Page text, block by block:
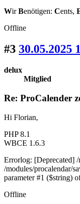
WirBenötigen: Cents,
Offline
#3 30.05.2025
delux
Mitglied
Re: ProCalender
Hi Florian,
PHP 8.1
WBCE 1.6.3
Errorlog: [Deprecated]
/modules/procalendar/
parameter #1 ($string)
Offline